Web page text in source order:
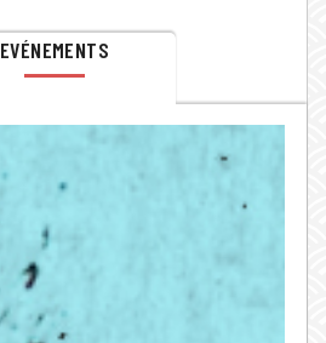
EVÉNEMENTS